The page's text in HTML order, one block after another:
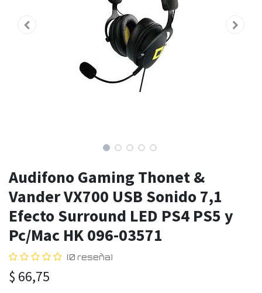
Audifono Gaming Thonet &
Vander VX700 USB Sonido 7,1
Efecto Surround LED PS4 PS5 y
Pc/Mac HK 096-03571
(0 reseña)
$ 66,75